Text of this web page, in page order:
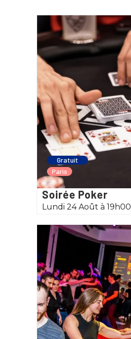
Gratuit
Paris
Soirée Poker
Lundi 24 Août à 19h00